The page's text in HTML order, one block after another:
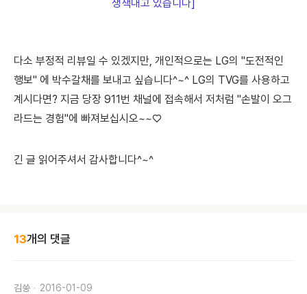
생색내고 있습니다]
​다소 부정적 리뷰일 수 있겠지만, 개인적으로는 LG의 "도전적인
행보​" 에 박수갈채를 보내고 싶습니다^~^ LG의 TVG를 사용하고
계시다면? 지금 당장 911번 채널에 접속해서 저처럼 "손발이 오그
라드는 경험"에 빠져보십시오~~♡
긴 글 읽어주셔서 감사합니다^~^
13개의 댓글
김쑹 2016-01-09